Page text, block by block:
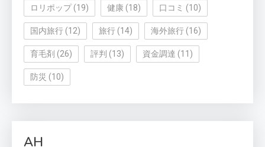
ロリポップ(19) 健康 (18) 口コミ (10)
国内旅行 (12) 旅行 (14) 海外旅行 (16)
育毛剤 (26) 評判 (13) 資金調達 (11)
防災 (10)
AH